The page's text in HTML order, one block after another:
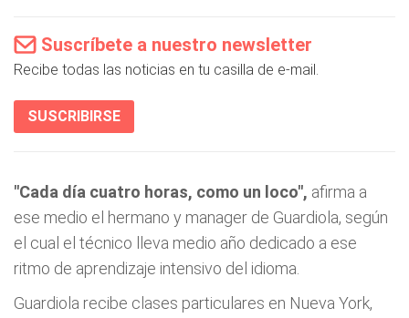
Suscríbete a nuestro newsletter
Recibe todas las noticias en tu casilla de e-mail.
SUSCRIBIRSE
"Cada día cuatro horas, como un loco", afirma a
ese medio el hermano y manager de Guardiola, según
el cual el técnico lleva medio año dedicado a ese
ritmo de aprendizaje intensivo del idioma.
Guardiola recibe clases particulares en Nueva York,